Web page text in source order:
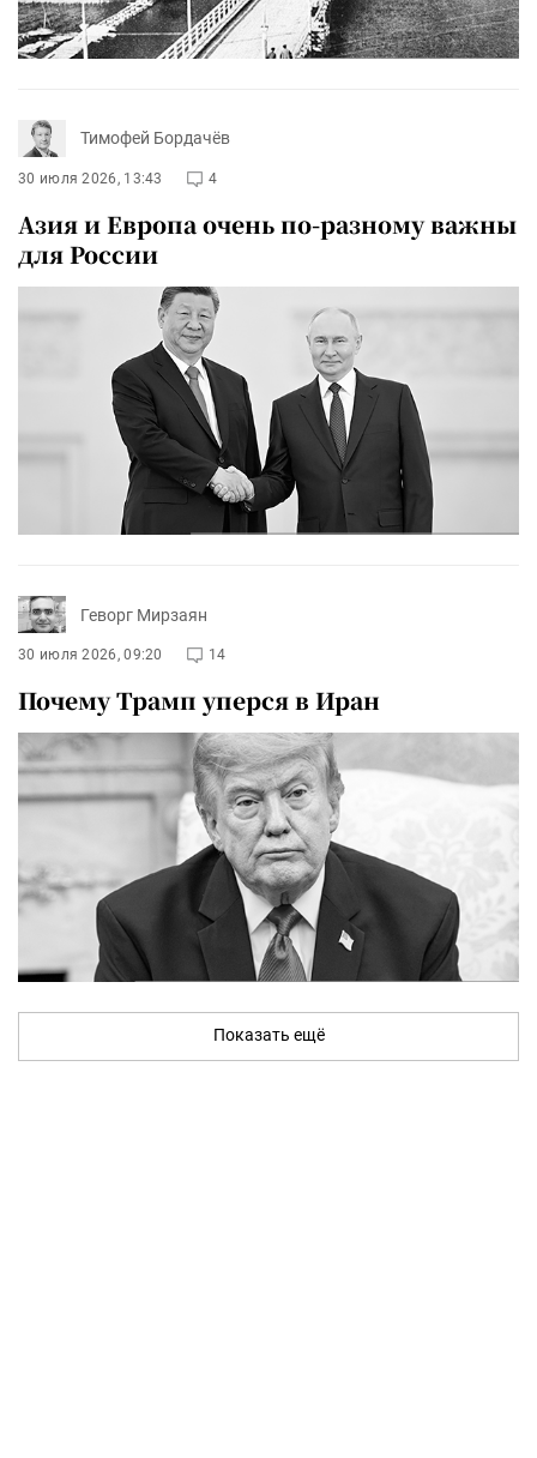
Тимофей Бордачёв
30 июля 2026, 13:43 4
Азия и Европа очень по-разному важны
для России
Геворг Мирзаян
30 июля 2026, 09:20 14
Почему Трамп уперся в Иран
Показать ещё